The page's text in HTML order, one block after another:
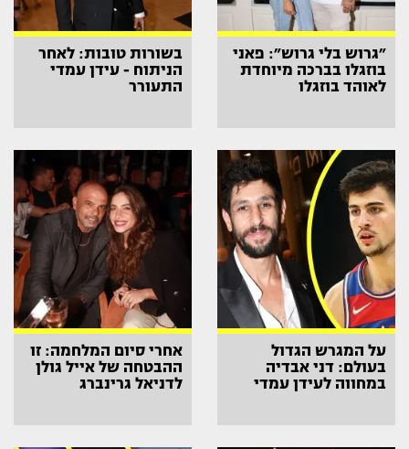
״גרוש בלי גרוש״: פאני
בוזגלו בברכה מיוחדת
לאוהד בוזגלו
בשורות טובות: לאחר
הניתוח - עידן עמדי
התעורר
על המגרש הגדול
בעולם: דני אבדיה
במחווה לעידן עמדי
אחרי סיום המלחמה: זו
ההבטחה של אייל גולן
לדניאל גרינברג